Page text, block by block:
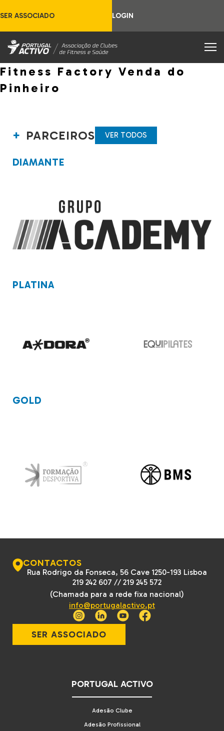
SER ASSOCIADO LOGIN
Fitness Factory Venda do
Pinheiro
PARCEIROS VER TODOS
DIAMANTE
PLATINA
GOLD
CONTACTOS
Rua Rodrigo da Fonseca, 56 Cave 1250-193 Lisboa
219 242 607 //219 245 572
(Chamada para a rede fixa nacional)
info@portugalactivo.pt
SER ASSOCIADO
PORTUGAL ACTIVO
Adesão Clube
Adesão Profissional